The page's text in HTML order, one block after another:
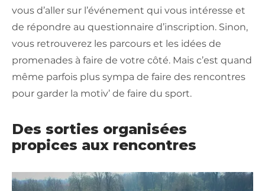
vous d’aller sur l’événement qui vous intéresse et
de répondre au questionnaire d’inscription. Sinon,
vous retrouverez les parcours et les idées de
promenades à faire de votre côté. Mais c’est quand
même parfois plus sympa de faire des rencontres
pour garder la motiv’ de faire du sport.
Des sorties organisées
propices aux rencontres